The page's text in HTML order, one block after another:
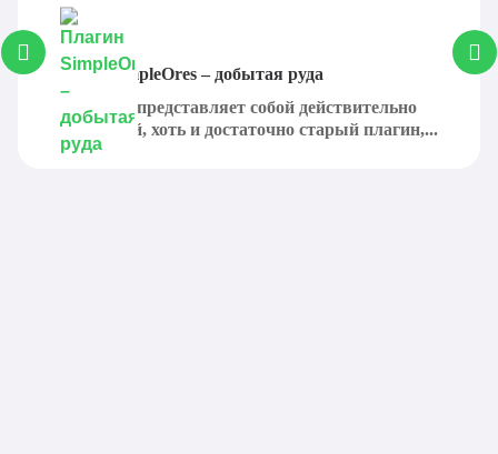
Плагин SimpleOres – добытая руда
SimpleOres представляет собой действительно
интересный, хоть и достаточно старый плагин,...